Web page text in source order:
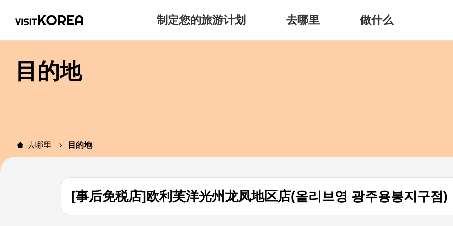
制定您的旅游计划 去哪里 做什么
目的地
去哪里 目的地
[事后免税店]欧利芙洋光州龙凤地区店(올리브영 광주용봉지구점)